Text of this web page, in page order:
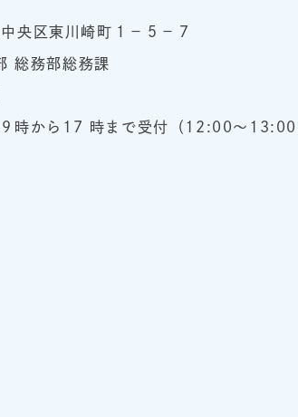
区東川崎町１－５－７
総務部総務課
時から17 時まで受付（12:00～13:00